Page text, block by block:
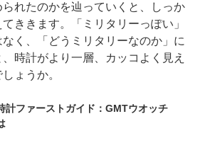
れたのかを辿っていくと、しっか
ききます。「ミリタリーっぽい」
く、「どうミリタリーなのか」に
時計がより一層、カッコよく見え
ょうか。
計ファーストガイド：GMTウオッチ